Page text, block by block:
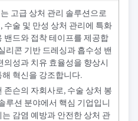
고급 상처 관리 솔루션으로
수술 및 만성 상처 관리에 특화
밴드와 접착 테이프를 제공합
리콘 기반 드레싱과 흡수성 밴
의성과 치유 효율성을 향상시
혁신을 강조합니다.
존슨의 자회사로, 수술 상처 봉
루션 분야에서 핵심 기업입니
감염 예방과 안전한 상처 관